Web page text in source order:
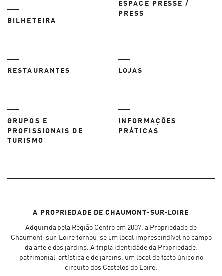
BILHETEIRA
ESPACE PRESSE /
PRESS
RESTAURANTES LOJAS
GRUPOS E
PROFISSIONAIS DE
TURISMO
INFORMAÇÕES
PRÁTICAS
A PROPRIEDADE DE CHAUMONT-SUR-LOIRE
Adquirida pela Região Centro em 2007, a Propriedade de
Chaumont-sur-Loire tornou-se um local imprescindível no campo
da arte e dos jardins. A tripla identidade da Propriedade:
patrimonial, artística e de jardins, um local de facto único no
circuito dos Castelos do Loire.